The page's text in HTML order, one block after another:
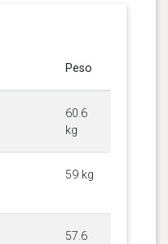
Peso
60.6
kg
59 kg
57.6